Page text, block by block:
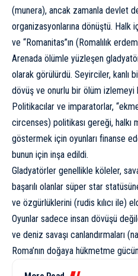
(munera), ancak zamanla devlet
organizasyonlarına dönüştü. Halk
ve “Romanitas”ın (Romalılık
Arenada ölümle yüzleşen
olarak görülürdü. Seyirciler, kanlı
dövüş ve onurlu bir ölüm izlemeyi
Politikacılar ve imparatorlar,
circenses) politikası gereği,
göstermek için oyunları finanse
bunun için inşa edildi.
Gladyatörler genellikle köleler,
başarılı olanlar süper star
ve özgürlüklerini (rudis kılıcı ile)
Oyunlar sadece insan dövüşü
ve deniz savaşı canlandırmaları
Roma’nın doğaya hükmetme